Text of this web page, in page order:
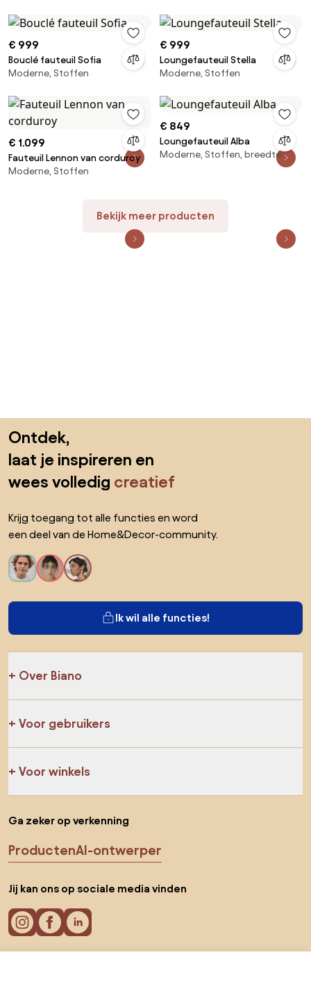
€ 999
Bouclé fauteuil Sofia
Moderne, Stoffen
€ 999
Loungefauteuil Stella
Moderne, Stoffen
€ 1.099
Fauteuil Lennon van corduroy
Moderne, Stoffen
€ 849
Loungefauteuil Alba
Moderne, Stoffen, breedte
Bekijk meer producten
Ontdek,
laat je inspireren en
wees volledig creatief
Krijg toegang tot alle functies en word
een deel van de Home&Decor-community.
Ik wil alle functies!
Over Biano
Voor gebruikers
Voor winkels
Ga zeker op verkenning
ProductenAI-ontwerper
Jij kan ons op sociale media vinden